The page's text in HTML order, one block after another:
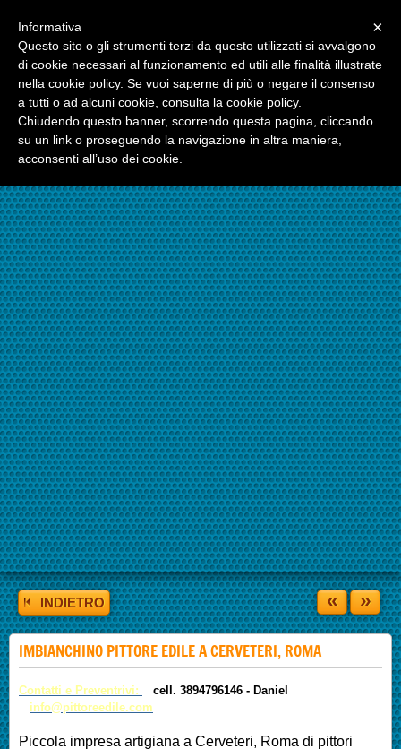
☎324.7403485
INDIETRO « »
IMBIANCHINO PITTORE EDILE A CERVETERI, ROMA
Contatti e Preventrivi: cell. 3894796146 - Daniel
info@pittoreedile.com
Piccola impresa artigiana a Cerveteri, Roma di pittori
×
Informativa
Questo sito o gli strumenti terzi da questo utilizzati si avvalgono
di cookie necessari al funzionamento ed utili alle finalità illustrate
nella cookie policy. Se vuoi saperne di più o negare il consenso
a tutti o ad alcuni cookie, consulta la cookie policy.
Chiudendo questo banner, scorrendo questa pagina, cliccando
su un link o proseguendo la navigazione in altra maniera,
acconsenti all’uso dei cookie.